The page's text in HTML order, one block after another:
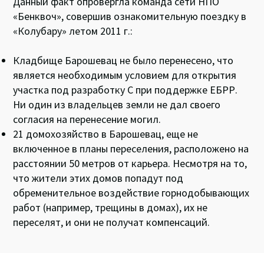
«Бенквоч», совершив ознакомительную поездку в
«Колубару» летом 2011 г.:
Кладбище Барошевац не было перенесено, что
является необходимым условием для открытия
участка под разработку С при поддержке ЕБРР.
Ни один из владельцев земли не дал своего
согласия на перенесение могил.
21 домохозяйство в Барошевац, еще не
включенное в планы переселения, расположено на
расстоянии 50 метров от карьера. Несмотря на то,
что жители этих домов попадут под
обременительное воздействие горнодобывающих
работ (например, трещины в домах), их не
переселят, и они не получат компенсаций.